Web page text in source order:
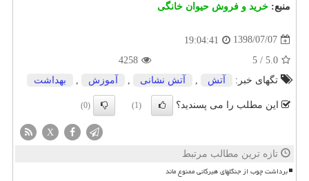
منبع: خرید و فروش حیوان خانگی
1398/07/07
19:04:41
5.0
/
5
4258
تگهای خبر:
آتش آتش نشانی آموزش بهداشت
این مطلب را می پسندید؟ (1)
(0)
X
تازه ترین مطالب مرتبط
برداشت چوب از جنگلهای هیرکانی ممنوع ماند